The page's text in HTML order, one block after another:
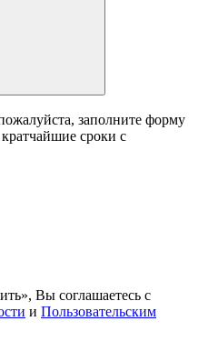
заполните форму
сроки с
Вы соглашаетесь с
и Пользовательским